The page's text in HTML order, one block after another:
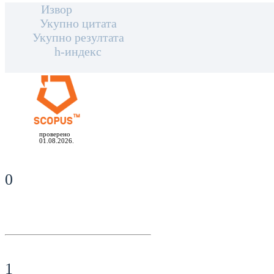
Извор
Укупно цитата
Укупно резултата
h-индекс
проверено
01.08.2026.
0
1